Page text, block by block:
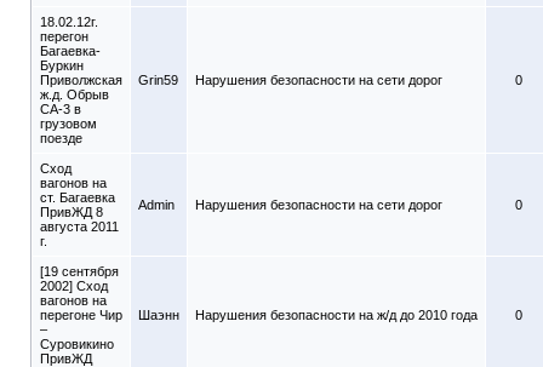
18.02.12г.
перегон
Багаевка-
Буркин
Приволжская
ж.д. Обрыв
СА-3 в
грузовом
поезде
Grin59 Нарушения безопасности на сети дорог 0
Сход
вагонов на
ст. Багаевка
ПривЖД 8
августа 2011
г.
Admin Нарушения безопасности на сети дорог 0
[19 сентября
2002] Сход
вагонов на
перегоне Чир
–
Суровикино
ПривЖД
Шаэнн Нарушения безопасности на ж/д до 2010 года 0